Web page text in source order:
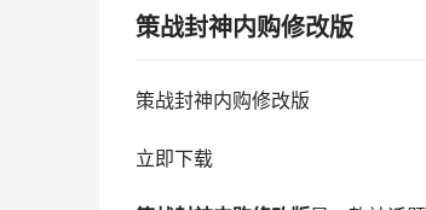
策战封神内购修改版
策战封神内购修改版
立即下载